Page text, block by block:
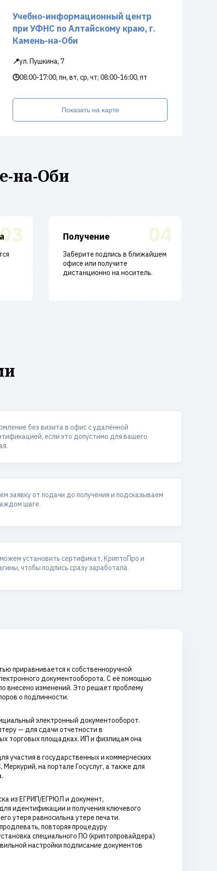
Учебно-информационный центр
при УФНС по Алтайскому краю, г.
Камень-на-Оби
📍ул. Пушкина, 7
🕒08:00-17:00, пн, вт, ср, чт; 08:00-16:00, пт
Показать на карте
на-Оби
03 04
Получение
Заберите подпись в ближайшем
офисе или получите
дистанционно на носитель.
без визита в офис с удалённой
если это допустимо для вашего
заявку от подачи до получения и подсказываем
шаге.
установить сертификат, КриптоПро и
чтобы подпись сразу заработала.
приравнивается к собственноручной
документооборота. С её помощью
внесено изменений. Это решает проблему
о подлинности.
электронный документооборот.
— для сдачи отчетности в
торговых площадках. ИП и физлицам она
участия в государственных и коммерческих
на портале Госуслуг, а также для
из ЕГРИП/ЕГРЮЛ и документ,
идентификации и получения ключевого
утеря равносильна утере печати.
повторяя процедуру
специального ПО (криптопровайдера)
настройки подписание документов